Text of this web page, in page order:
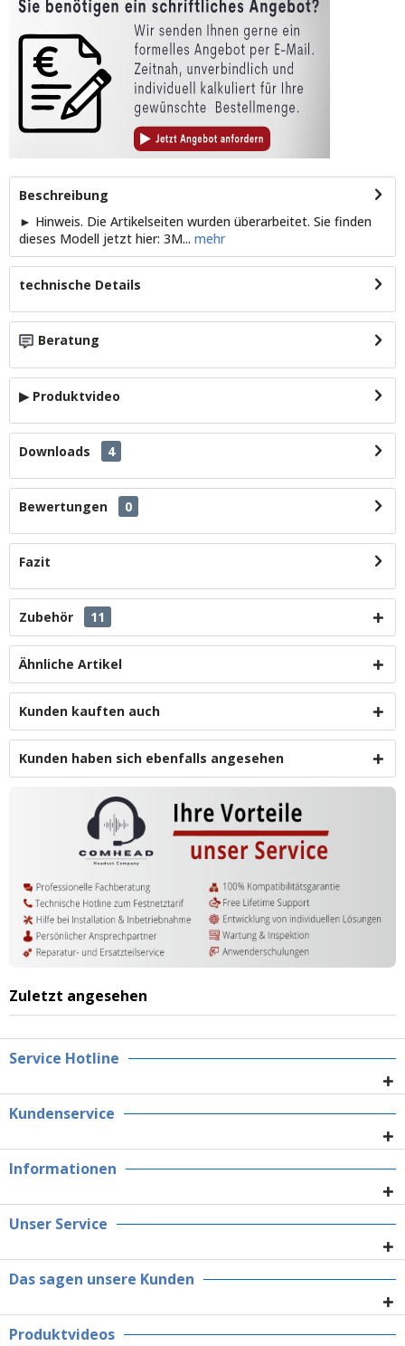
Beschreibung
► Hinweis. Die Artikelseiten wurden überarbeitet. Sie finden
dieses Modell jetzt hier: 3M... mehr
technische Details
Beratung
▶ Produktvideo
Downloads 4
Bewertungen 0
Fazit
Zubehör 11
Ähnliche Artikel
Kunden kauften auch
Kunden haben sich ebenfalls angesehen
Zuletzt angesehen
Service Hotline
Kundenservice
Informationen
Unser Service
Das sagen unsere Kunden
Produktvideos